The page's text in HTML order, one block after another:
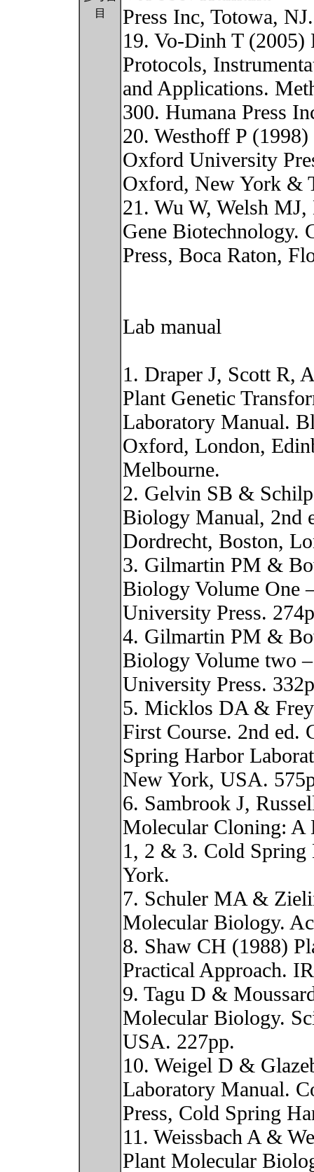
目
Press Inc, Totowa,
19. Vo-Dinh T (2005)
Protocols,
and Applications.
300. Humana Press
20. Westhoff P
Oxford University
Oxford, New York &
21. Wu W, Welsh
Gene Biotechnology.
Press, Boca Raton,
Lab manual
1. Draper J, Scott R,
Plant Genetic
Laboratory Manual.
Oxford, London,
Melbourne.
2. Gelvin SB &
Biology Manual, 2nd
Dordrecht, Boston,
3. Gilmartin PM &
Biology Volume One
University Press.
4. Gilmartin PM &
Biology Volume two
University Press.
5. Micklos DA &
First Course. 2nd ed.
Spring Harbor
New York, USA.
6. Sambrook J,
Molecular Cloning: A
1, 2 & 3. Cold Spring
York.
7. Schuler MA &
Molecular Biology.
8. Shaw CH (1988)
Practical Approach.
9. Tagu D &
Molecular Biology.
USA. 227pp.
10. Weigel D &
Laboratory Manual.
Press, Cold Spring
11. Weissbach A &
Plant Molecular